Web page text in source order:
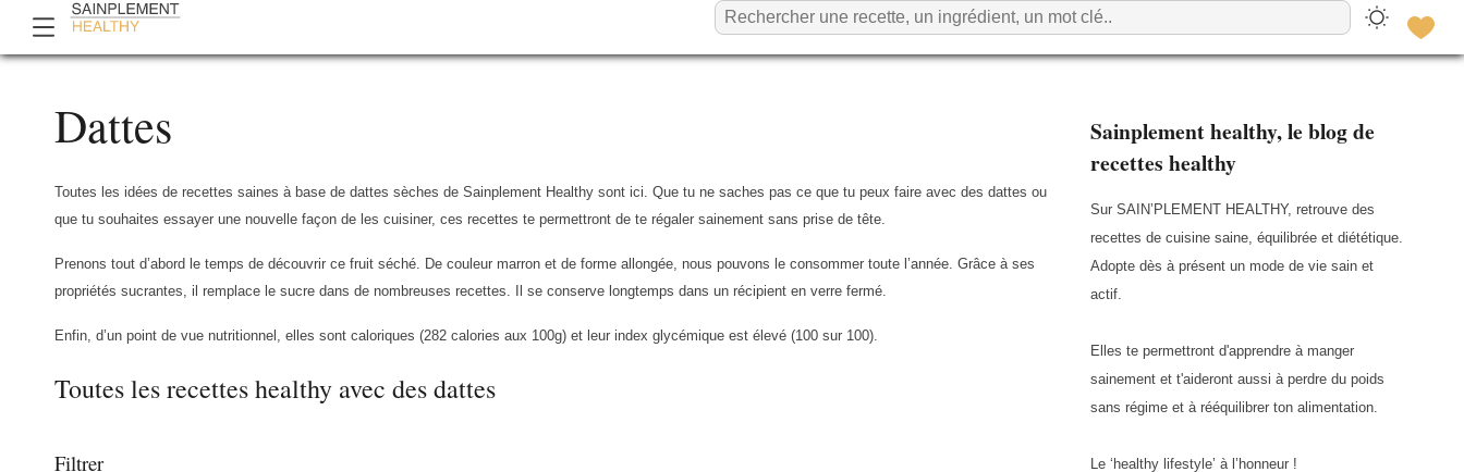
Dattes
Toutes les idées de recettes saines à base de dattes sèches de Sainplement Healthy sont ici. Que tu ne saches pas ce que tu peux faire avec des dattes ou
que tu souhaites essayer une nouvelle façon de les cuisiner, ces recettes te permettront de te régaler sainement sans prise de tête.
Prenons tout d’abord le temps de découvrir ce fruit séché. De couleur marron et de forme allongée, nous pouvons le consommer toute l’année. Grâce à ses
propriétés sucrantes, il remplace le sucre dans de nombreuses recettes. Il se conserve longtemps dans un récipient en verre fermé.
Enfin, d’un point de vue nutritionnel, elles sont caloriques (282 calories aux 100g) et leur index glycémique est élevé (100 sur 100).
Toutes les recettes healthy avec des dattes
Filtrer
Sainplement healthy, le blog de
recettes healthy
Sur SAIN’PLEMENT HEALTHY, retrouve des
recettes de cuisine saine, équilibrée et diététique.
Adopte dès à présent un mode de vie sain et
actif.
Elles te permettront d'apprendre à manger
sainement et t'aideront aussi à perdre du poids
sans régime et à rééquilibrer ton alimentation.
Le ‘healthy lifestyle’ à l’honneur !